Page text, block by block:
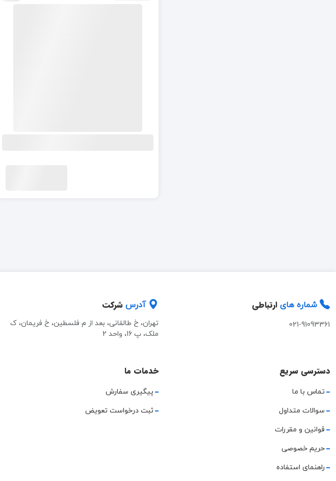
شماره های ارتباطی
021-91093361
آدرس شرکت
تهران، خ طالقانی، بعد از م فلسطین، خ فریمان، ک
ملک، پ 16، واحد 2
دسترسی سریع
تماس با ما
سوالات متداول
قوانین و مقررات
حریم خصوصی
راهنمای استفاده
خدمات ما
پیگیری سفارش
ثبت درخواست تعویض